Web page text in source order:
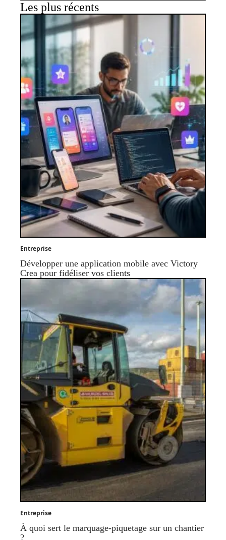
Les plus récents
Entreprise
Développer une application mobile avec Victory
Crea pour fidéliser vos clients
Entreprise
À quoi sert le marquage-piquetage sur un chantier
?